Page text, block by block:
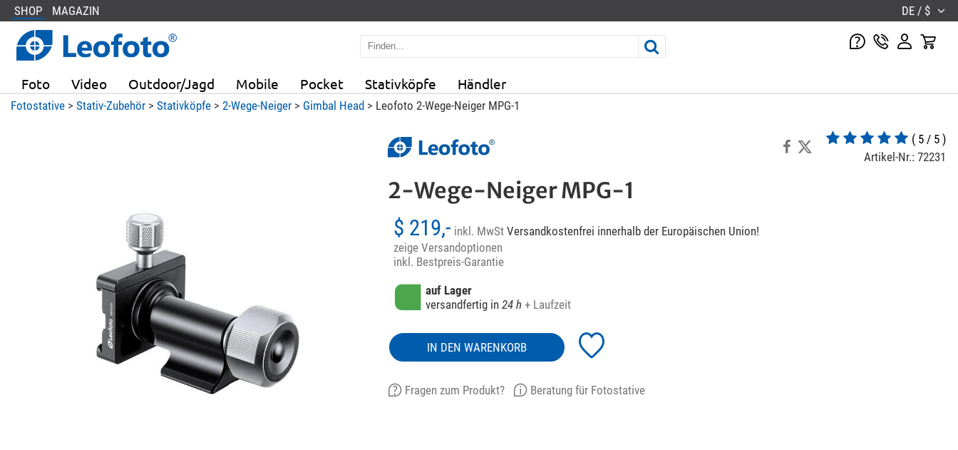
SHOP MAGAZIN DE / $
Foto Video Outdoor/Jagd Mobile Pocket Stativköpfe Händler
Fotostative> Stativ-Zubehör> Stativköpfe> 2-Wege-Neiger> Gimbal Head> Leofoto 2-Wege-Neiger MPG-1
( 5 / 5 )
Artikel-Nr.: 72231
2-Wege-Neiger MPG-1
$ 219,- inkl. MwStVersandkostenfrei innerhalb der Europäischen Union!
zeige Versandoptionen
inkl. Bestpreis-Garantie
auf Lager
versandfertig in 24 h + Laufzeit
IN DEN WARENKORB
Fragen zum Produkt? Beratung für Fotostative